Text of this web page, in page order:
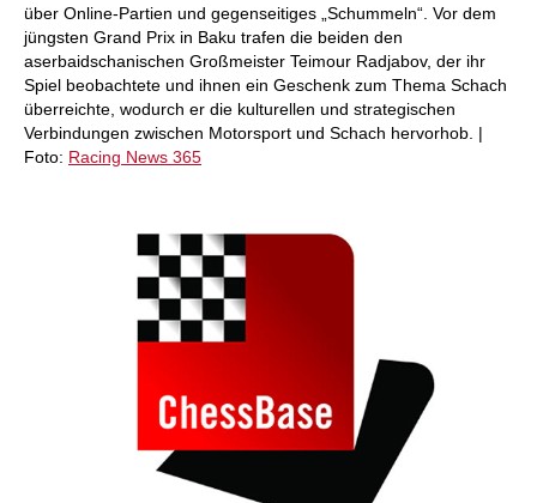
über Online-Partien und gegenseitiges „Schummeln“. Vor dem
jüngsten Grand Prix in Baku trafen die beiden den
aserbaidschanischen Großmeister Teimour Radjabov, der ihr
Spiel beobachtete und ihnen ein Geschenk zum Thema Schach
überreichte, wodurch er die kulturellen und strategischen
Verbindungen zwischen Motorsport und Schach hervorhob. |
Foto: Racing News 365